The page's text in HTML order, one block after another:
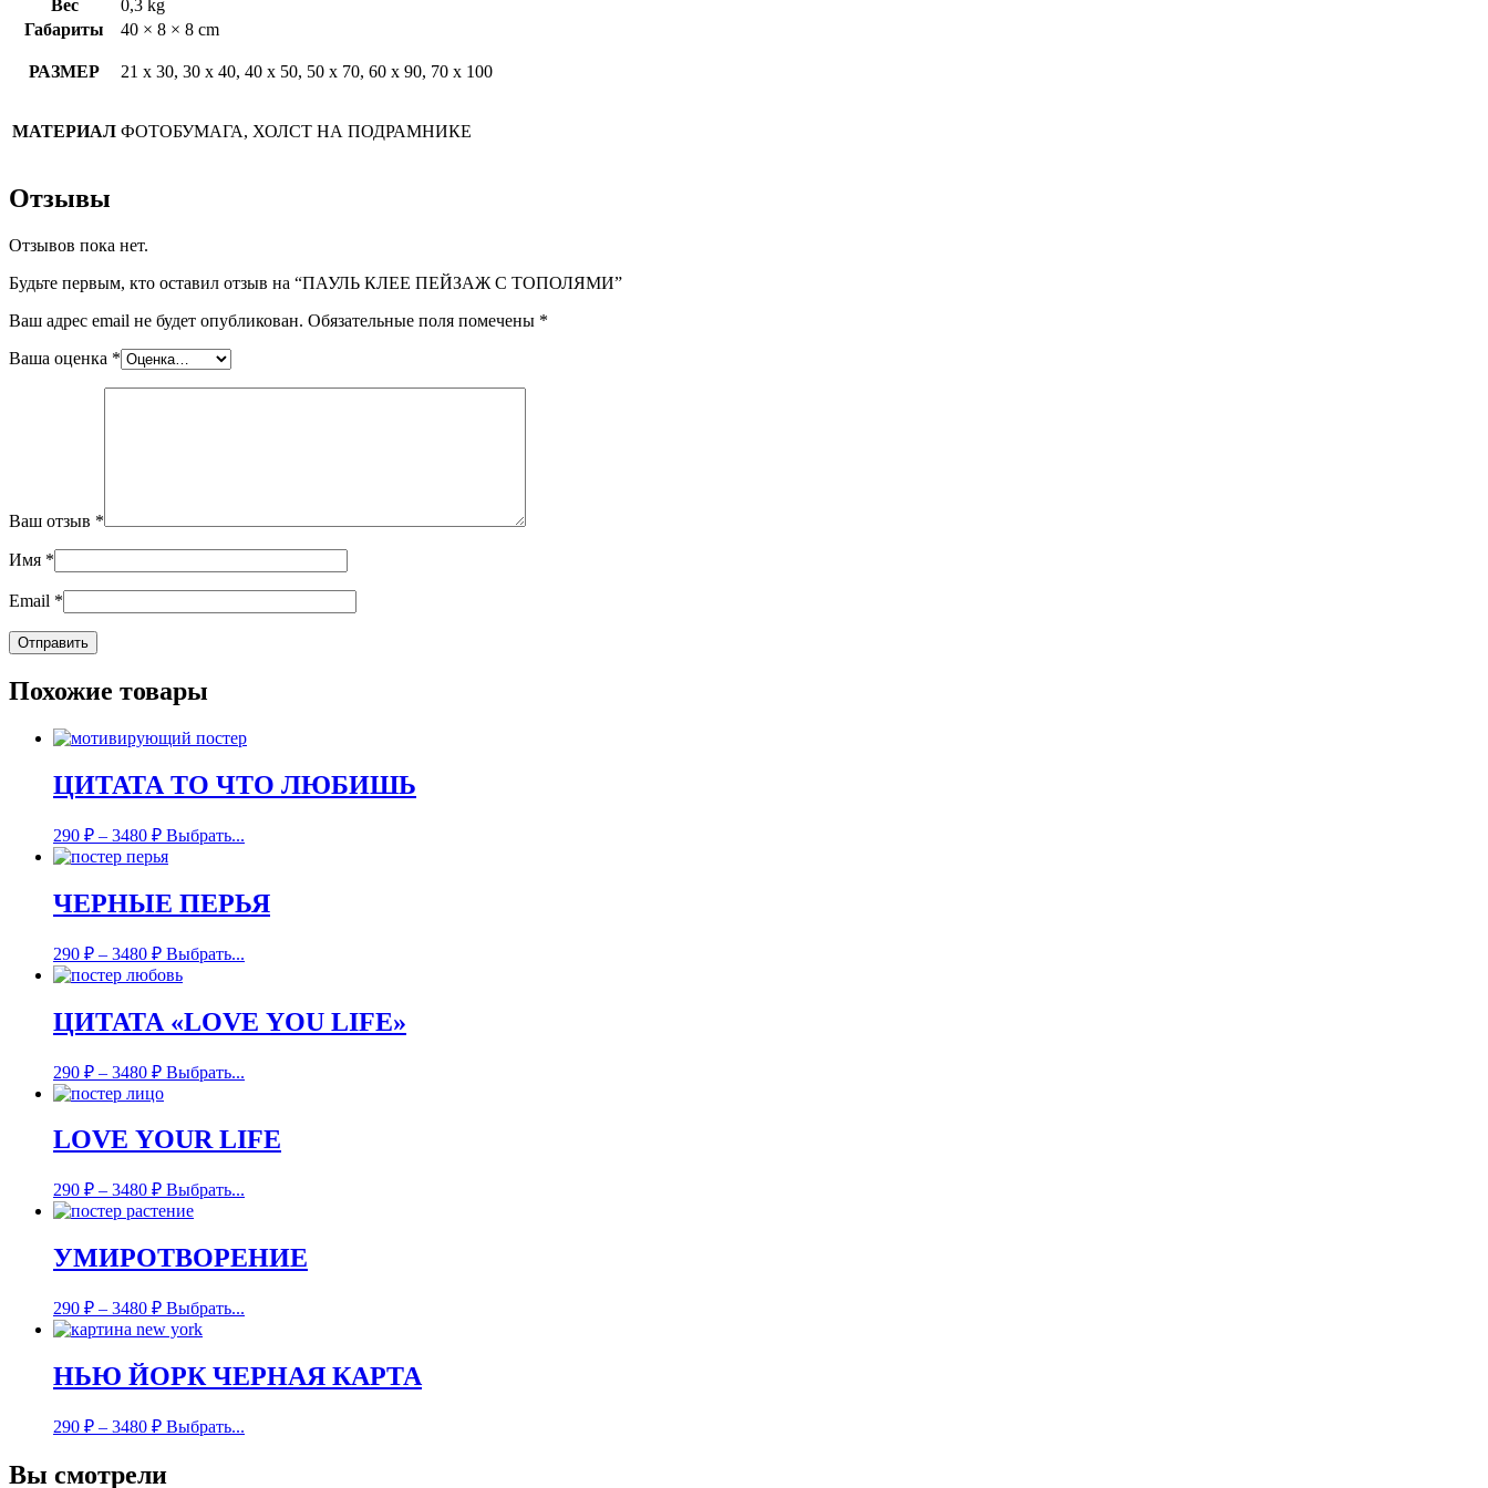
Вес
0,3 kg
Габариты
40 × 8 × 8 cm
РАЗМЕР 21 х 30, 30 х 40, 40 х 50, 50 х 70, 60 х 90, 70 х 100
МАТЕРИАЛ ФОТОБУМАГА, ХОЛСТ НА ПОДРАМНИКЕ
Отзывы
Отзывов пока нет.
Будьте первым, кто оставил отзыв на “ПАУЛЬ КЛЕЕ ПЕЙЗАЖ С ТОПОЛЯМИ”
Ваш адрес email не будет опубликован. Обязательные поля помечены *
Ваша оценка *
Ваш отзыв *
Имя *
Email *
Похожие товары
ЦИТАТА ТО ЧТО ЛЮБИШЬ
290 ₽ – 3480 ₽ Выбрать...
ЧЕРНЫЕ ПЕРЬЯ
290 ₽ – 3480 ₽ Выбрать...
ЦИТАТА «LOVE YOU LIFE»
290 ₽ – 3480 ₽ Выбрать...
LOVE YOUR LIFE
290 ₽ – 3480 ₽ Выбрать...
УМИРОТВОРЕНИЕ
290 ₽ – 3480 ₽ Выбрать...
НЬЮ ЙОРК ЧЕРНАЯ КАРТА
290 ₽ – 3480 ₽ Выбрать...
Вы смотрели